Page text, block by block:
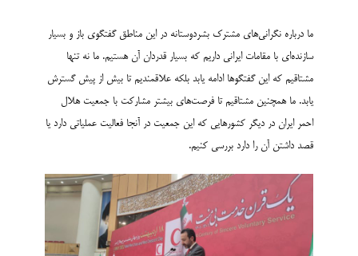
ما درباره نگرانی­‌های مشترک بشردوستانه در این مناطق گفتگوی باز و بسیار
سازنده‌­ای با مقامات ایرانی داریم که بسیار قدردان آن هستیم. ما نه تنها
مشتاقیم که این گفتگوها ادامه یابد بلکه علاقمندیم تا بیش از پیش گسترش
یابد. ما همچنین مشتاقیم تا فرصت‌های بیشتر مشارکت با جمعیت هلال
احمر ایران در دیگر کشورهایی که این جمعیت در آنجا فعالیت عملیاتی دارد یا
قصد داشتن آن را دارد بررسی کنیم.